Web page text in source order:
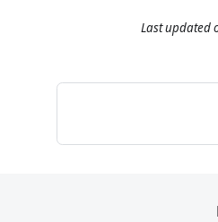
Last updated